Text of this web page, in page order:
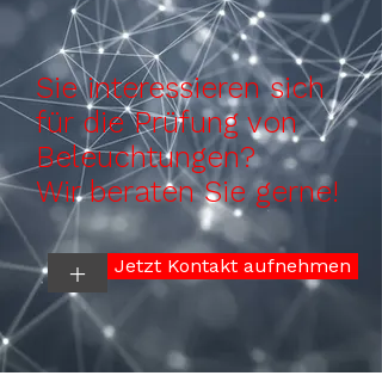
Sie interessieren sich
für die Prüfung von
Beleuchtungen?
Wir beraten Sie gerne!
+ Jetzt Kontakt aufnehmen